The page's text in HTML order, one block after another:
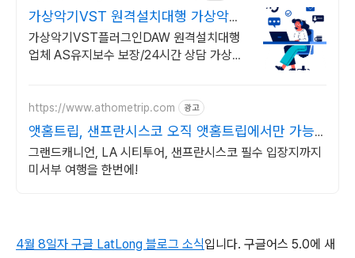
가상악기VST 원격설치대행 가상악기
플러그인 원격설치대행
가상악기VST플러그인DAW 원격설치대행
업체 AS유지보수 보장/24시간 상담 가상악
https://www.athometrip.com 광고
앳홈트립, 샌프란시스코 오직 앳홈트립에서만 가능
한
그랜드캐니언, LA 시티투어, 샌프란시스코 필수 입장지까지
미서부 여행을 한번에!
4월 8일자 구글 LatLong 블로그 소식입니다. 구글어스 5.0에 새